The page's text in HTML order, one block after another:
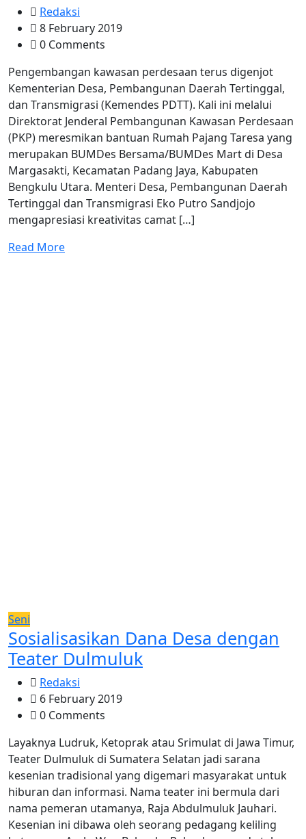
Redaksi
8 February 2019
0 Comments
Pengembangan kawasan perdesaan terus digenjot
Kementerian Desa, Pembangunan Daerah Tertinggal,
dan Transmigrasi (Kemendes PDTT). Kali ini melalui
Direktorat Jenderal Pembangunan Kawasan Perdesaan
(PKP) meresmikan bantuan Rumah Pajang Taresa yang
merupakan BUMDes Bersama/BUMDes Mart di Desa
Margasakti, Kecamatan Padang Jaya, Kabupaten
Bengkulu Utara. Menteri Desa, Pembangunan Daerah
Tertinggal dan Transmigrasi Eko Putro Sandjojo
mengapresiasi kreativitas camat […]
Read More
Seni
Sosialisasikan Dana Desa dengan
Teater Dulmuluk
Redaksi
6 February 2019
0 Comments
Layaknya Ludruk, Ketoprak atau Srimulat di Jawa Timur,
Teater Dulmuluk di Sumatera Selatan jadi sarana
kesenian tradisional yang digemari masyarakat untuk
hiburan dan informasi. Nama teater ini bermula dari
nama pemeran utamanya, Raja Abdulmuluk Jauhari.
Kesenian ini dibawa oleh seorang pedagang keliling